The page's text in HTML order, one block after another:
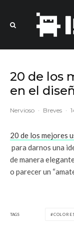
20 de los
en el
Nervioso · Breves ·
20 de los mejores
para darnos una
de manera
o parecer un
TAGS